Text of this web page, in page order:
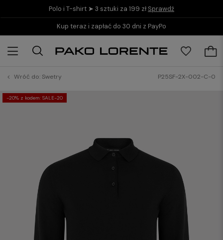
Polo i T-shirt ➤ 3 sztuki za 199 zł Sprawdź
Kup teraz i zapłać do 30 dni z PayPo
Wróć do:Swetry P25SF-2X-002-C-0
-20% z kodem: SALE-20